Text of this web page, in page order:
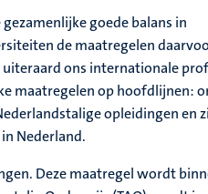
goede balans in
de maatregelen
ons internationale
maatregelen op hoofdlijnen:
opleidingen en
Nederland.
Deze maatregel wordt